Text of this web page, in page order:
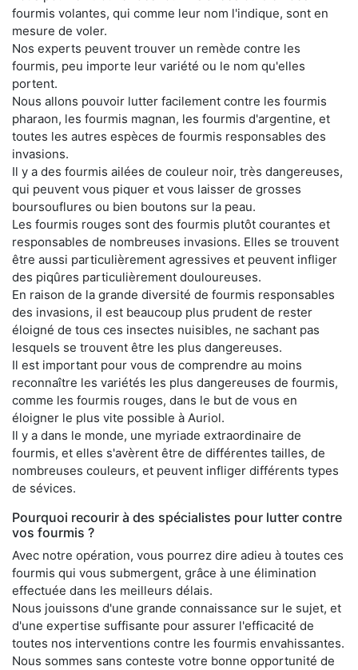
fourmis volantes, qui comme leur nom l'indique, sont en
mesure de voler.
Nos experts peuvent trouver un remède contre les
fourmis, peu importe leur variété ou le nom qu'elles
portent.
Nous allons pouvoir lutter facilement contre les fourmis
pharaon, les fourmis magnan, les fourmis d'argentine, et
toutes les autres espèces de fourmis responsables des
invasions.
Il y a des fourmis ailées de couleur noir, très dangereuses,
qui peuvent vous piquer et vous laisser de grosses
boursouflures ou bien boutons sur la peau.
Les fourmis rouges sont des fourmis plutôt courantes et
responsables de nombreuses invasions. Elles se trouvent
être aussi particulièrement agressives et peuvent infliger
des piqûres particulièrement douloureuses.
En raison de la grande diversité de fourmis responsables
des invasions, il est beaucoup plus prudent de rester
éloigné de tous ces insectes nuisibles, ne sachant pas
lesquels se trouvent être les plus dangereuses.
Il est important pour vous de comprendre au moins
reconnaître les variétés les plus dangereuses de fourmis,
comme les fourmis rouges, dans le but de vous en
éloigner le plus vite possible à Auriol.
Il y a dans le monde, une myriade extraordinaire de
fourmis, et elles s'avèrent être de différentes tailles, de
nombreuses couleurs, et peuvent infliger différents types
de sévices.
Pourquoi recourir à des spécialistes pour lutter contre
vos fourmis ?
Avec notre opération, vous pourrez dire adieu à toutes ces
fourmis qui vous submergent, grâce à une élimination
effectuée dans les meilleurs délais.
Nous jouissons d'une grande connaissance sur le sujet, et
d'une expertise suffisante pour assurer l'efficacité de
toutes nos interventions contre les fourmis envahissantes.
Nous sommes sans conteste votre bonne opportunité de